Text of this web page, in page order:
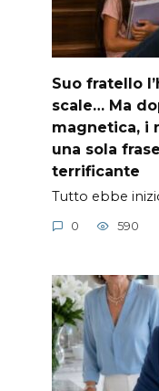
Suo fratello
scale… Ma
magnetica, i
una sola
terrificante
Tutto ebbe
0 590